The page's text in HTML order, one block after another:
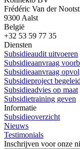
Frédéric Van der
9300 Aalst
België
+32 53 59 77 35
Diensten
Subsidieaudit uitvoeren
Subsidieaanvraag
Subsidieaanvraag
Subsidieproject
Subsidieadvies op maat
Subsidietraining geven
Informatie
Subsidieoverzicht
Nieuws
Testimonials
Inschrijven voor onze